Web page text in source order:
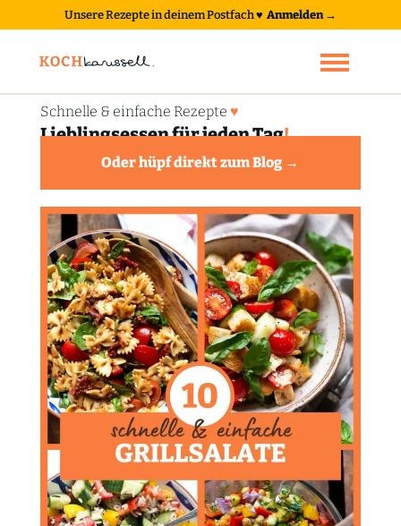
Unsere Rezepte in deinem Postfach♥ Anmelden →
Schnelle & einfache Rezepte ♥
Lieblingsessen für jeden Tag!
Oder hüpf direkt zum Blog →